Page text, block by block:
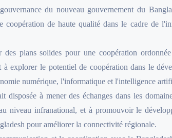
du nouveau gouvernement du
coopération de haute qualité dans le cadre de
plans solides pour une coopération
explorer le potentiel de coopération dans le
numérique, l'informatique et l'intelligence
à mener des échanges dans les
niveau infranational, et à promouvoir le
pour améliorer la connectivité régionale.